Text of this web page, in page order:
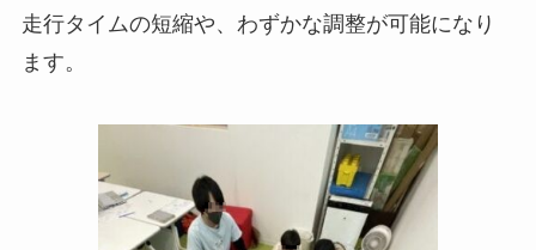
走行タイムの短縮や、わずかな調整が可能になり
ます。